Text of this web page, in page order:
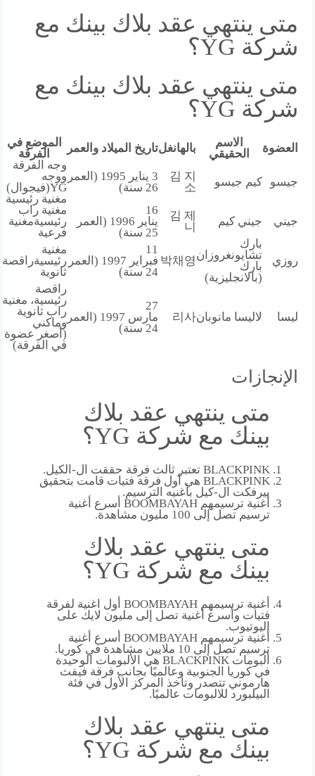
متى ينتهي عقد بلاك بينك مع
شركة YG؟
متى ينتهي عقد بلاك بينك مع
شركة YG؟
العضوة
الاسم
الحقيقي
بالهانغلتاريخ الميلاد والعمر
الموضع في
الفرقة
جيسو كيم جيسو
김 지
소
3 يناير 1995
(العمر
26 سنة)
وجه الفرقة
ووجه
YG(فيجوال)
مغنية رئيسية
جيني
جيني كيم
김 제
니
16
يناير 1996
(العمر
25 سنة)
مغنية راب
رئيسيةمغنية
فرعية
روزي
بارك
تشايونغروزان
بارك
(بالانجليزية)
박채영
11
فبراير 1997
(العمر
24 سنة)
مغنية
رئيسيةراقصة
ثانوية
ليسا لاليسا مانوبان리사
27
مارس 1997
(العمر
24 سنة)
راقصة
رئيسية، مغنية
راب ثانوية
وماكني
(أصغر عضوة
في الفرقة)
الإنجازات
متى ينتهي عقد بلاك
بينك مع شركة YG؟
BLACKPINK تعتبر ثالث فرقة حققت ال-الكيل.
BLACKPINK هي أول فرقة فتيات قامت بتحقيق
بيرفكت ال-كيل بأغنيه الترسيم.
أغنية ترسيمهم BOOMBAYAH أسرع أغنية
ترسيم تصل إلى 100 مليون مشاهدة.
متى ينتهي عقد بلاك
بينك مع شركة YG؟
أغنية ترسيمهم BOOMBAYAH أول اغنية لفرقة
فتيات وأسرع أغنية تصل إلى مليون لايك على
اليوتيوب.
أغنية ترسيمهم BOOMBAYAH أسرع أغنية
ترسيم تصل إلى 10 ملايين مشاهدة في كوريا.
ألبومات BLACKPINK هي الألبومات الوحيدة
في كوريا الجنوبية وعالميًا بجانب فرقة فيفث
هارموني تتصدر وتأخذ المركز الأول في فئة
البيلبورد للالبومات عالميًا.
متى ينتهي عقد بلاك
بينك مع شركة YG؟